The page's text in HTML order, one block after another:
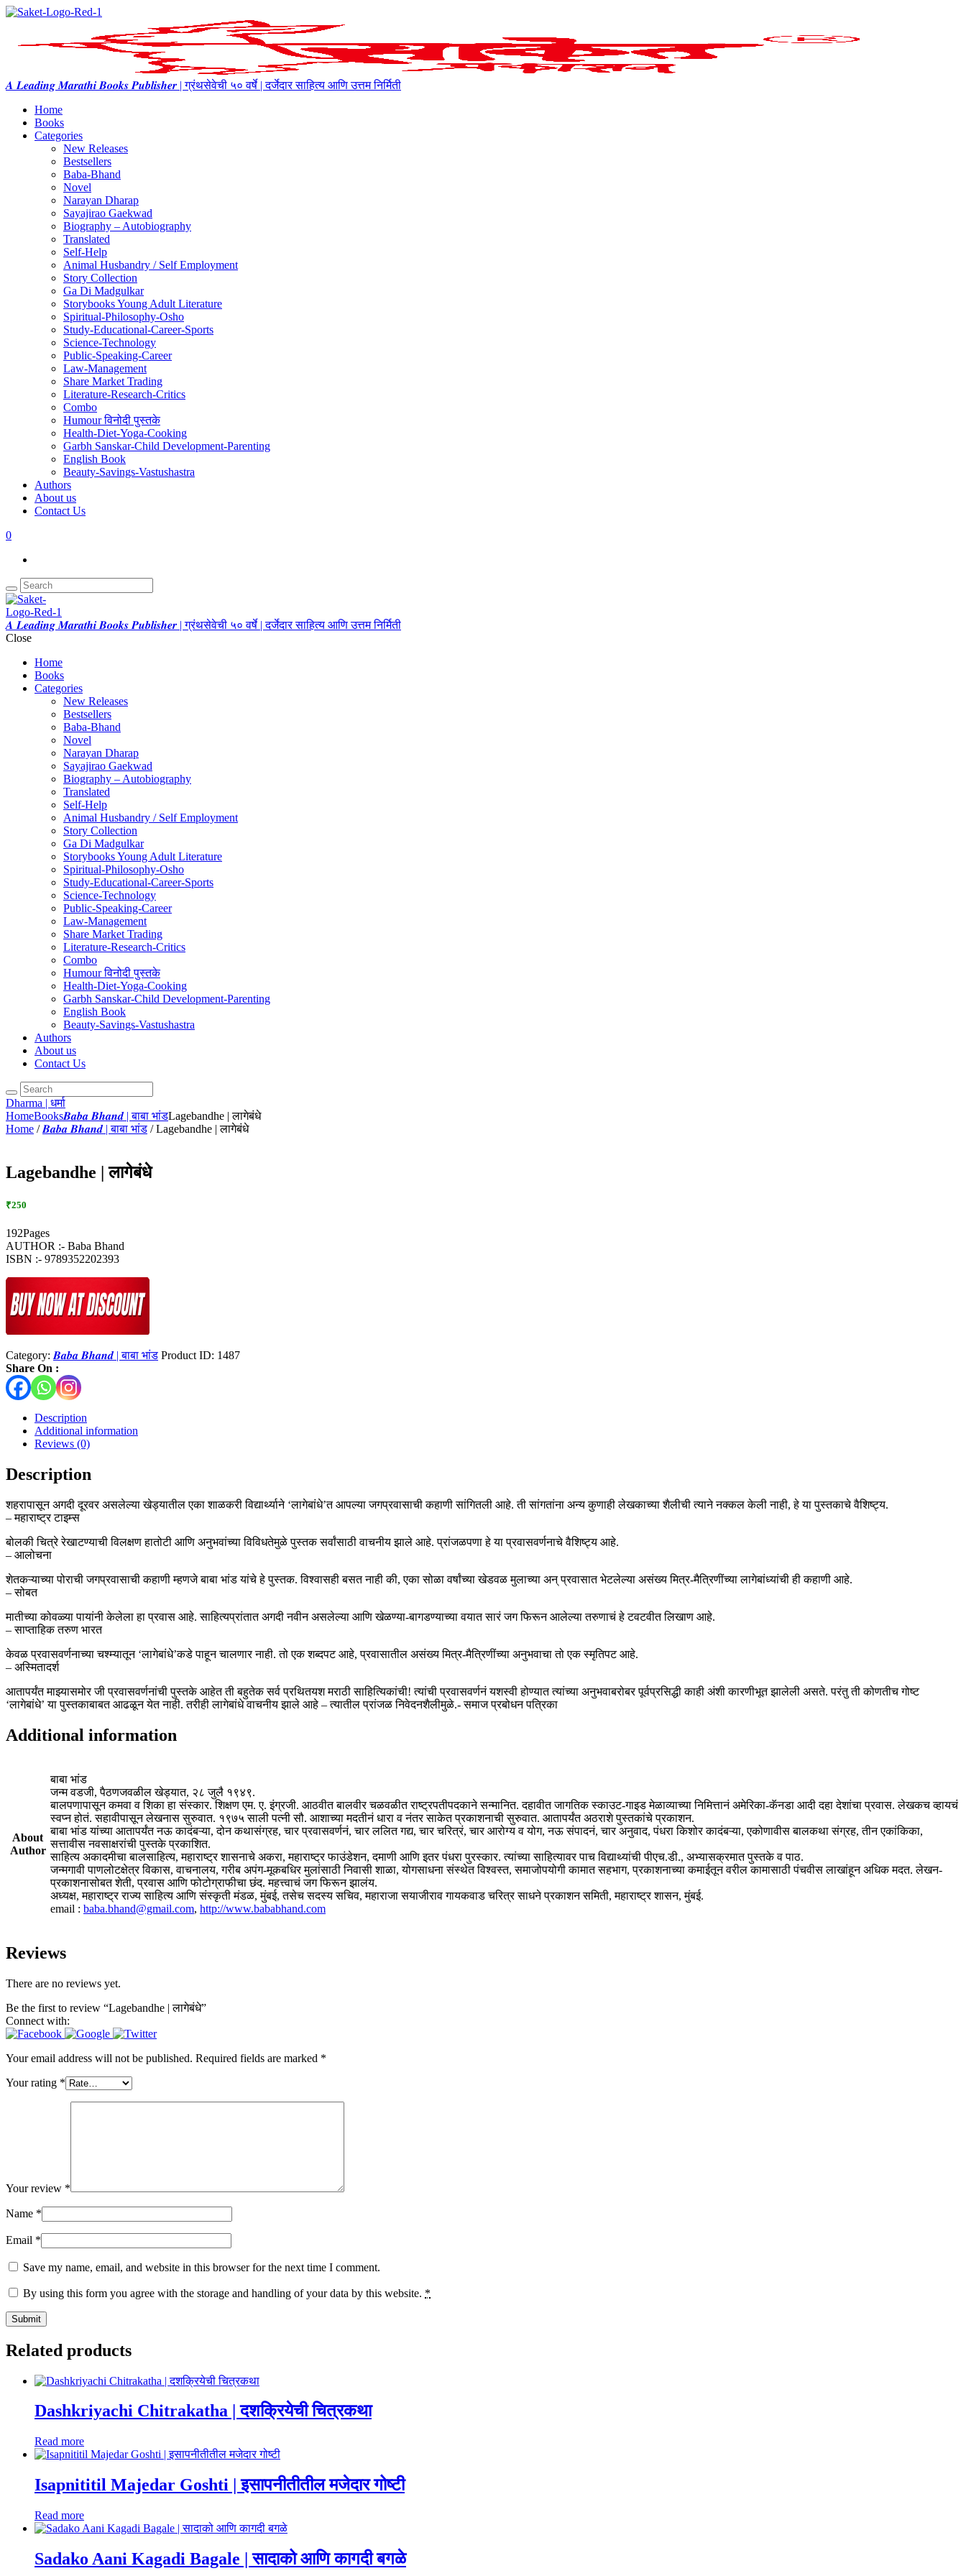
𝑨 𝑳𝒆𝒂𝒅𝒊𝒏𝒈 𝑴𝒂𝒓𝒂𝒕𝒉𝒊 𝑩𝒐𝒐𝒌𝒔 𝑷𝒖𝒃𝒍𝒊𝒔𝒉𝒆𝒓 | ग्रंथसेवेची ५० वर्षे | दर्जेदार साहित्य आणि उत्तम निर्मिती
Home
Books
Categories
New Releases
Bestsellers
Baba-Bhand
Novel
Narayan Dharap
Sayajirao Gaekwad
Biography – Autobiography
Translated
Self-Help
Animal Husbandry / Self Employment
Story Collection
Ga Di Madgulkar
Storybooks Young Adult Literature
Spiritual-Philosophy-Osho
Study-Educational-Career-Sports
Science-Technology
Public-Speaking-Career
Law-Management
Share Market Trading
Literature-Research-Critics
Combo
Humour विनोदी पुस्तके
Health-Diet-Yoga-Cooking
Garbh Sanskar-Child Development-Parenting
English Book
Beauty-Savings-Vastushastra
Authors
About us
Contact Us
0
𝑨 𝑳𝒆𝒂𝒅𝒊𝒏𝒈 𝑴𝒂𝒓𝒂𝒕𝒉𝒊 𝑩𝒐𝒐𝒌𝒔 𝑷𝒖𝒃𝒍𝒊𝒔𝒉𝒆𝒓 | ग्रंथसेवेची ५० वर्षे | दर्जेदार साहित्य आणि उत्तम निर्मिती
Close
Home
Books
Categories
New Releases
Bestsellers
Baba-Bhand
Novel
Narayan Dharap
Sayajirao Gaekwad
Biography – Autobiography
Translated
Self-Help
Animal Husbandry / Self Employment
Story Collection
Ga Di Madgulkar
Storybooks Young Adult Literature
Spiritual-Philosophy-Osho
Study-Educational-Career-Sports
Science-Technology
Public-Speaking-Career
Law-Management
Share Market Trading
Literature-Research-Critics
Combo
Humour विनोदी पुस्तके
Health-Diet-Yoga-Cooking
Garbh Sanskar-Child Development-Parenting
English Book
Beauty-Savings-Vastushastra
Authors
About us
Contact Us
Dharma | धर्मा
HomeBooks𝑩𝒂𝒃𝒂 𝑩𝒉𝒂𝒏𝒅 | बाबा भांडLagebandhe | लागेबंधे
Home /𝑩𝒂𝒃𝒂 𝑩𝒉𝒂𝒏𝒅 | बाबा भांड / Lagebandhe | लागेबंधे
Lagebandhe | लागेबंधे
₹250
192Pages
AUTHOR :- Baba Bhand
ISBN :- 9789352202393
Category: 𝑩𝒂𝒃𝒂 𝑩𝒉𝒂𝒏𝒅 | बाबा भांड Product ID: 1487
Share On :
Description
Additional information
Reviews (0)
Description
शहरापासून अगदी दूरवर असलेल्या खेड्यातील एका शाळकरी विद्यार्थ्याने ‘लागेबांधे’त आपल्या जगप्रवासाची कहाणी सांगितली आहे. ती सांगतांना अन्य कुणाही लेखकाच्या शैलीची त्याने नक्कल केली नाही, हे या पुस्तकाचे वैशिष्ट्य.
– महाराष्ट्र टाइम्स
बोलकी चित्रे रेखाटण्याची विलक्षण हातोटी आणि अनुभवांच्या विविधतेमुळे पुस्तक सर्वांसाठी वाचनीय झाले आहे. प्रांजळपणा हे या प्रवासवर्णनाचे वैशिष्ट्य आहे.
– आलोचना
शेतकऱ्याच्या पोराची जगप्रवासाची कहाणी म्हणजे बाबा भांड यांचे हे पुस्तक. विश्वासही बसत नाही की, एका सोळा वर्षांच्या खेडवळ मुलाच्या अन् प्रवासात भेटलेल्या असंख्य मित्र-मैत्रिणींच्या लागेबांध्यांची ही कहाणी आहे.
– सोबत
मातीच्या कोवळ्या पायांनी केलेला हा प्रवास आहे. साहित्यप्रांतात अगदी नवीन असलेल्या आणि खेळण्या-बागडण्याच्या वयात सारं जग फिरून आलेल्या तरुणाचं हे टवटवीत लिखाण आहे.
– साप्ताहिक तरुण भारत
केवळ प्रवासवर्णनाच्या चश्म्यातून ‘लागेबांधे’कडे पाहून चालणार नाही. तो एक शब्दपट आहे, प्रवासातील असंख्य मित्र-मैत्रिणींच्या अनुभवाचा तो एक स्मृतिपट आहे.
– अस्मितादर्श
आतापर्यंत माझ्यासमोर जी प्रवासवर्णनांची पुस्तके आहेत ती बहुतेक सर्व प्रथितयश मराठी साहित्यिकांची! त्यांची प्रवासवर्णनं यशस्वी होण्यात त्यांच्या अनुभवाबरोबर पूर्वप्रसिद्धी काही अंशी कारणीभूत झालेली असते. परंतु ती कोणतीच गोष्ट
‘लागेबांधे’ या पुस्तकाबाबत आढळून येत नाही. तरीही लागेबांधे वाचनीय झाले आहे – त्यातील प्रांजळ निवेदनशैलीमुळे.- समाज प्रबोधन पत्रिका
Additional information
About
Author
बाबा भांड
जन्म वडजी, पैठणजवळील खेड्यात, २८ जुलै १९४९.
बालपणापासून कमवा व शिका हा संस्कार. शिक्षण एम. ए. इंग्रजी. आठवीत बालवीर चळवळीत राष्ट्रपतीपदकाने सन्मानित. दहावीत जागतिक स्काउट-गाइड मेळाव्याच्या निमित्तानं अमेरिका-कॅनडा आदी दहा देशांचा प्रवास. लेखकच व्हायचं
स्वप्न होतं. सहावीपासून लेखनास सुरुवात. १९७५ साली पत्नी सौ. आशाच्या मदतीनं धारा व नंतर साकेत प्रकाशनाची सुरुवात. आतापर्यंत अठराशे पुस्तकांचे प्रकाशन.
बाबा भांड यांच्या आतापर्यंत नऊ कादंबऱ्या, दोन कथासंग्रह, चार प्रवासवर्णनं, चार ललित गद्य, चार चरित्रं, चार आरोग्य व योग, नऊ संपादनं, चार अनुवाद, पंधरा किशोर कादंबऱ्या, एकोणावीस बालकथा संग्रह, तीन एकांकिका,
सत्तावीस नवसाक्षरांची पुस्तके प्रकाशित.
साहित्य अकादमीचा बालसाहित्य, महाराष्ट्र शासनाचे अकरा, महाराष्ट्र फाउंडेशन, दमाणी आणि इतर पंधरा पुरस्कार. त्यांच्या साहित्यावर पाच विद्याथ्यांची पीएच.डी., अभ्यासक्रमात पुस्तके व पाठ.
जन्मगावी पाणलोटक्षेत्र विकास, वाचनालय, गरीब अपंग-मूकबधिर मुलांसाठी निवासी शाळा, योगसाधना संस्थेत विश्वस्त, समाजोपयोगी कामात सहभाग, प्रकाशनाच्या कमाईतून वरील कामासाठी पंचवीस लाखांहून अधिक मदत. लेखन-
प्रकाशनासोबत शेती, प्रवास आणि फोटोग्राफीचा छंद. महत्त्वाचं जग फिरून झालंय.
अध्यक्ष, महाराष्ट्र राज्य साहित्य आणि संस्कृती मंडळ, मुंबई, तसेच सदस्य सचिव, महाराजा सयाजीराव गायकवाड चरित्र साधने प्रकाशन समिती, महाराष्ट्र शासन, मुंबई.
email : baba.bhand@gmail.com, http://www.bababhand.com
Reviews
There are no reviews yet.
Be the first to review “Lagebandhe | लागेबंधे”
Connect with:
Your email address will not be published. Required fields are marked *
Your rating *
Your review *
Name *
Email *
Save my name, email, and website in this browser for the next time I comment.
By using this form you agree with the storage and handling of your data by this website. *
Related products
Dashkriyachi Chitrakatha | दशक्रियेची चित्रकथा
Read more
Isapnititil Majedar Goshti | इसापनीतीतील मजेदार गोष्टी
Read more
Sadako Aani Kagadi Bagale | सादाको आणि कागदी बगळे